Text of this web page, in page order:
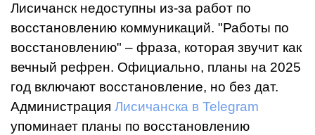
Лисичанск недоступны из-за работ по
восстановлению коммуникаций. "Работы по
восстановлению" – фраза, которая звучит как
вечный рефрен. Официально, планы на 2025
год включают восстановление, но без дат.
Администрация Лисичанска в Telegram
упоминает планы по восстановлению